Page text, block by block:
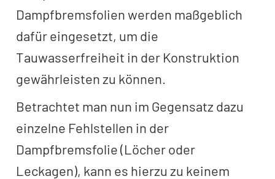
Dampfbremsfolien werden maßgeblich
dafür eingesetzt, um die
Tauwasserfreiheit in der Konstruktion
gewährleisten zu können.
Betrachtet man nun im Gegensatz dazu
einzelne Fehlstellen in der
Dampfbremsfolie (Löcher oder
Leckagen), kann es hierzu zu keinem